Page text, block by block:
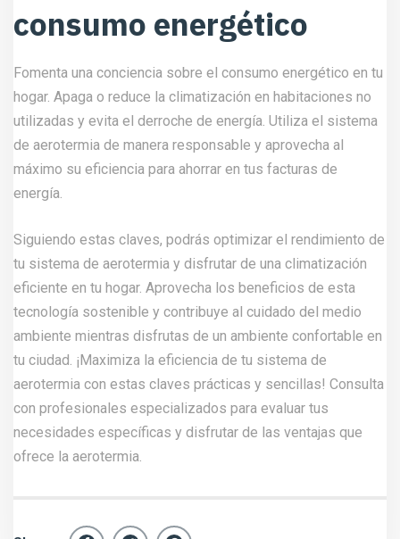
consumo energético
Fomenta una conciencia sobre el consumo energético en tu
hogar. Apaga o reduce la climatización en habitaciones no
utilizadas y evita el derroche de energía. Utiliza el sistema
de aerotermia de manera responsable y aprovecha al
máximo su eficiencia para ahorrar en tus facturas de
energía.
Siguiendo estas claves, podrás optimizar el rendimiento de
tu sistema de aerotermia y disfrutar de una climatización
eficiente en tu hogar. Aprovecha los beneficios de esta
tecnología sostenible y contribuye al cuidado del medio
ambiente mientras disfrutas de un ambiente confortable en
tu ciudad. ¡Maximiza la eficiencia de tu sistema de
aerotermia con estas claves prácticas y sencillas! Consulta
con profesionales especializados para evaluar tus
necesidades específicas y disfrutar de las ventajas que
ofrece la aerotermia.